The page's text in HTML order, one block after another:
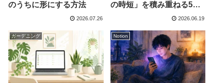
のうちに形にする方法
2026.07.26
の時短」を積み重ねる5つ
2026.06.19
ガーデニング Notion